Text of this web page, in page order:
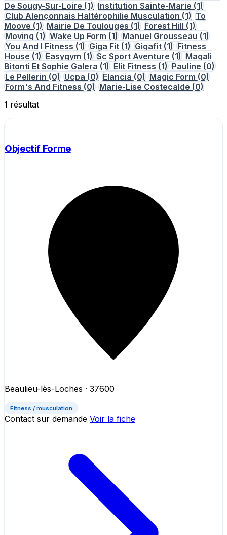
De Sougy-Sur-Loire (1) Institution Sainte-Marie (1)
Club Alençonnais Haltérophilie Musculation (1) To
Moove (1) Mairie De Toulouges (1) Forest Hill (1)
Moving (1) Wake Up Form (1) Manuel Grousseau (1)
You And I Fitness (1) Giga Fit (1) Gigafit (1) Fitness
House (1) Easygym (1) Sc Sport Aventure (1) Magali
Bitonti Et Sophie Galera (1) Elit Fitness (1) Pauline (0)
Le Pellerin (0) Ucpa (0) Elancia (0) Magic Form (0)
Form's And Fitness (0) Marie-Lise Costecalde (0)
1 résultat
Objectif Forme
Beaulieu-lès-Loches · 37600
Fitness / musculation
Contact sur demande Voir la fiche